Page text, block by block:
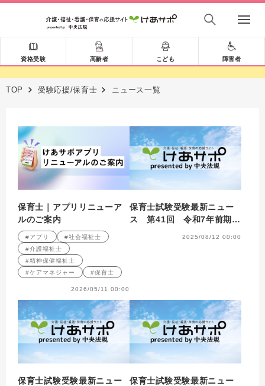
資格受験 高齢者 こども 障害者
TOP 受験応援/保育士 ニュース一覧
保育士｜アプリリニューア
ルのご案内
#アプリ
#社会福祉士
#介護福祉士
#精神保健福祉士
#ケアマネジャー
#保育士
2026/05/11 00:00
保育士試験受験最新ニュー
ス 第41回 令和7年前期実
2025/08/12 00:00
保育士試験受験最新ニュー
保育士試験受験最新ニュー